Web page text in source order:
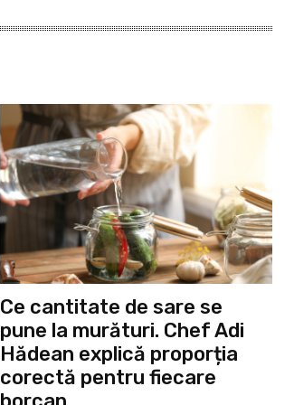
Ce cantitate de sare se
pune la murături. Chef Adi
Hădean explică proporția
corectă pentru fiecare